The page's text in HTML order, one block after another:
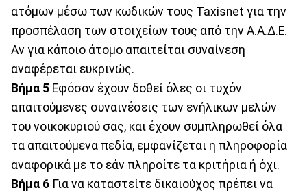
ατόμων μέσω των κωδικών τους Taxisnet για την
προσπέλαση των στοιχείων τους από την Α.Α.Δ.Ε.
Αν για κάποιο άτομο απαιτείται συναίνεση
αναφέρεται ευκρινώς.
Βήμα 5 Εφόσον έχουν δοθεί όλες οι τυχόν
απαιτούμενες συναινέσεις των ενήλικων μελών
του νοικοκυριού σας, και έχουν συμπληρωθεί όλα
τα απαιτούμενα πεδία, εμφανίζεται η πληροφορία
αναφορικά με το εάν πληροίτε τα κριτήρια ή όχι.
Βήμα 6 Για να καταστείτε δικαιούχος πρέπει να